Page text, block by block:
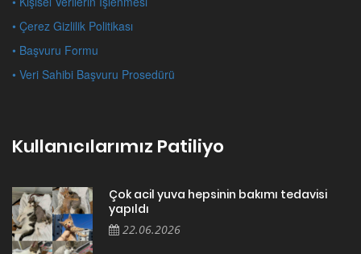
• Çerez Gizlilik Politikası
• Başvuru Formu
• Veri Sahibi Başvuru Prosedürü
Kullanıcılarımız Patiliyo
Çok acil yuva hepsinin bakımı tedavisi
yapıldı
22.06.2026